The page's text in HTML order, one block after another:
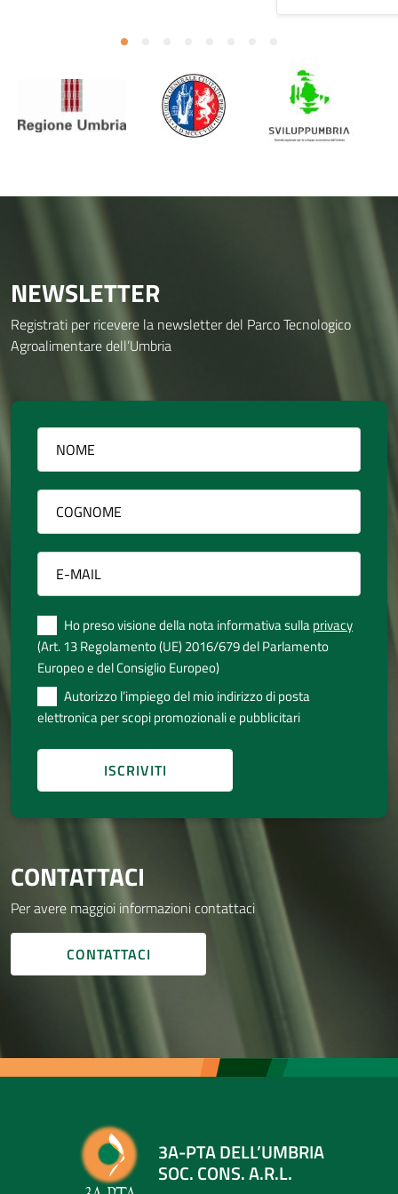
NEWSLETTER
Registrati per ricevere la newsletter del Parco Tecnologico
Agroalimentare dell’Umbria
Ho preso visione della nota informativa sullaprivacy
(Art. 13 Regolamento (UE) 2016/679 del Parlamento
Europeo e del Consiglio Europeo)
Autorizzo l’impiego del mio indirizzo di posta
elettronica per scopi promozionali e pubblicitari
CONTATTACI
Per avere maggioi informazioni contattaci
CONTATTACI
3A-PTA DELL’UMBRIA
SOC. CONS. A.R.L.